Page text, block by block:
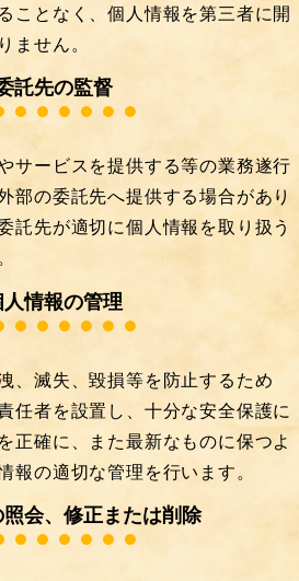
ことなく、個人情報を第三者に開
ません。
託先の監督
サービスを提供する等の業務遂行
部の委託先へ提供する場合があり
託先が適切に個人情報を取り扱う
人情報の管理
、滅失、毀損等を防止するため
任者を設置し、十分な安全保護に
正確に、また最新なものに保つよ
報の適切な管理を行います。
会、修正または削除